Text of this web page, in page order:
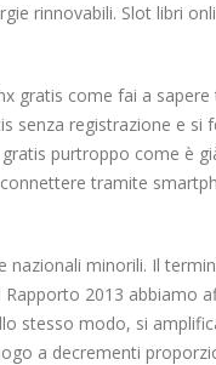
rinnovabili. Slot libri
gratis come fai a
senza registrazione e si
purtroppo come è
tramite
nazionali minorili. Il
2013 abbiamo
stesso modo, si
a decrementi